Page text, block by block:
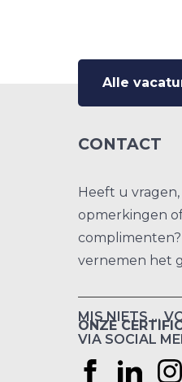
Alle
CONTACT
Heeft u vragen,
opmerkingen
complimenten?
vernemen het
ONZE
MIS NIETS …
VIA SOCIAL